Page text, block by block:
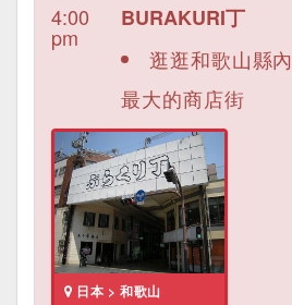
4:00
pm
BURAKURI丁
逛逛和歌山縣內
最大的商店街
日本 > 和歌山